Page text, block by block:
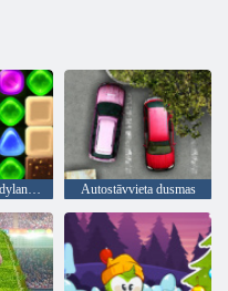
Atpakaļ uz Candyland 4: Lollipop Garden Autostāvvieta dusmas